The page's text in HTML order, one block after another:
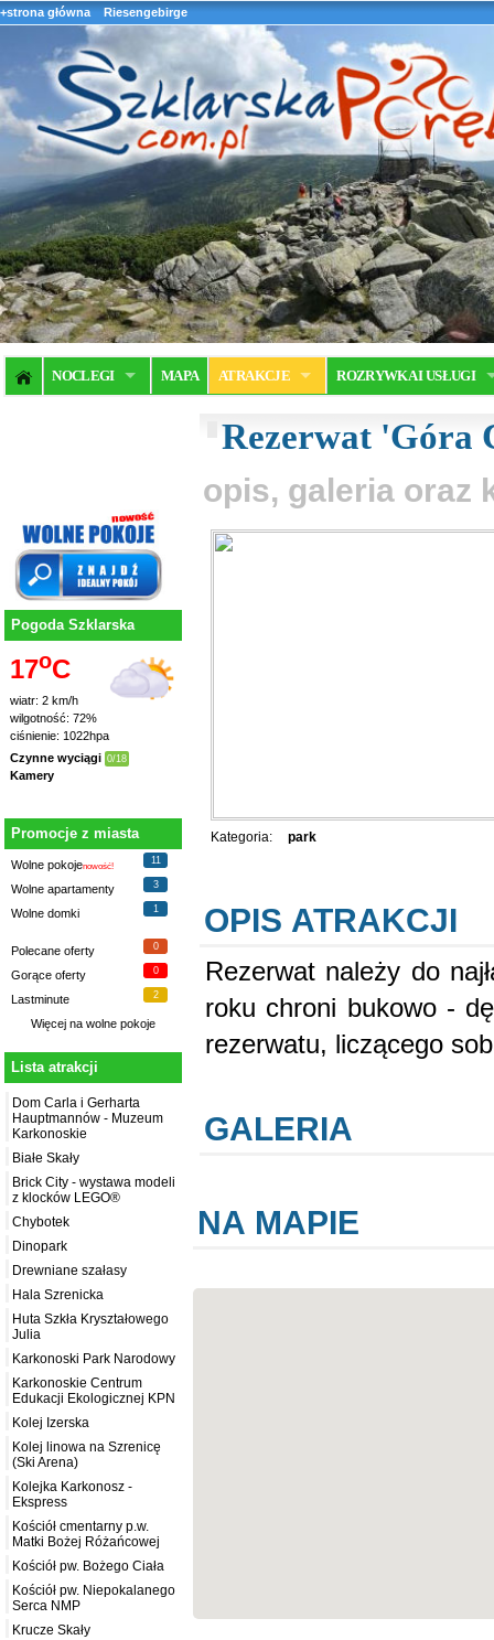
+strona główna Riesengebirge
NOCLEGI MAPA ATRAKCJE ROZRYWKA I USŁUGI
Pogoda Szklarska
17oC
wiatr: 2 km/h
wilgotność: 72%
ciśnienie: 1022hpa
Czynne wyciągi 0/18
Kamery
Promocje z miasta
Wolne pokojenowość!
11
Wolne apartamenty 3
Wolne domki 1
Polecane oferty 0
Gorące oferty 0
Lastminute 2
Więcej na wolne pokoje
Lista atrakcji
Dom Carla i Gerharta
Hauptmannów - Muzeum
Karkonoskie
Białe Skały
Brick City - wystawa modeli
z klocków LEGO®
Chybotek
Dinopark
Drewniane szałasy
Hala Szrenicka
Huta Szkła Kryształowego
Julia
Karkonoski Park Narodowy
Karkonoskie Centrum
Edukacji Ekologicznej KPN
Kolej Izerska
Kolej linowa na Szrenicę
(Ski Arena)
Kolejka Karkonosz -
Ekspress
Kościół cmentarny p.w.
Matki Bożej Różańcowej
Kościół pw. Bożego Ciała
Kościół pw. Niepokalanego
Serca NMP
Krucze Skały
Rezerwat 'Góra
opis, galeria oraz
Kategoria: park
OPIS ATRAKCJI
Rezerwat należy do
roku chroni bukowo -
rezerwatu, liczącego
GALERIA
NA MAPIE